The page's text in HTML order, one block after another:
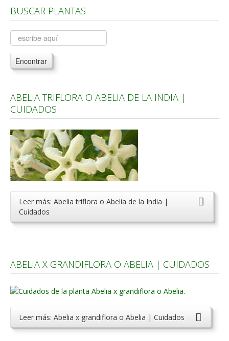
Árboles, Cicas y Palmeras de la G a la Z
Plantas Anuales y Perennes
Plantas Bulbosas y Acuáticas
Plantas de Interior
Plantas Aromáticas y de Huerto
Plantas Carnívoras y Orquídeas
Consejos
Hemisferio Norte
Hemisferio Sur
Enfermedades
Animales
Hongos
Fotos
Arbustos y Trepadoras
BUSCAR PLANTAS
Encontrar
ABELIA TRIFLORA O ABELIA DE LA INDIA |
CUIDADOS
Leer más: Abelia triflora o Abelia de la India |
Cuidados
ABELIA X GRANDIFLORA O ABELIA | CUIDADOS
Leer más: Abelia x grandiflora o Abelia | Cuidados